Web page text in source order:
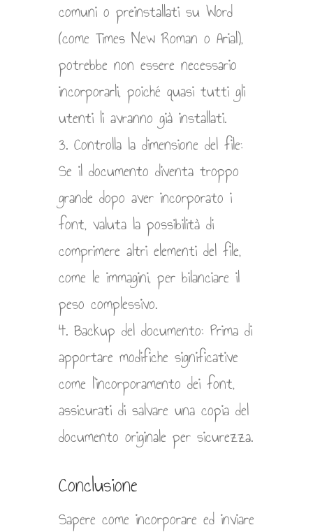
comuni o preinstallati su Word
(come Times New Roman o Arial),
potrebbe non essere necessario
incorporarli, poiché quasi tutti gli
utenti li avranno già installati.
3. Controlla la dimensione del file:
Se il documento diventa troppo
grande dopo aver incorporato i
font, valuta la possibilità di
comprimere altri elementi del file,
come le immagini, per bilanciare il
peso complessivo.
4. Backup del documento: Prima di
apportare modifiche significative
come l’incorporamento dei font,
assicurati di salvare una copia del
documento originale per sicurezza.
Conclusione
Sapere come incorporare ed inviare